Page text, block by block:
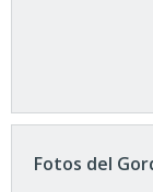
Fotos del